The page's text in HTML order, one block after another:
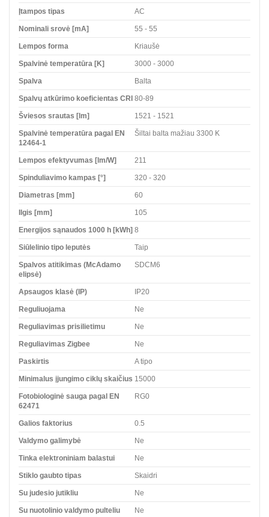
Įtampos tipas AC
Nominali srovė [mA] 55 - 55
Lempos forma Kriaušė
Spalvinė temperatūra [K] 3000 - 3000
Spalva Balta
Spalvų atkūrimo koeficientas CRI 80-89
Šviesos srautas [lm] 1521 - 1521
Spalvinė temperatūra pagal EN
12464-1
Šiltai balta mažiau 3300 K
Lempos efektyvumas [lm/W] 211
Spinduliavimo kampas [°] 320 - 320
Diametras [mm] 60
Ilgis [mm] 105
Energijos sąnaudos 1000 h [kWh] 8
Siūlelinio tipo leputės Taip
Spalvos atitikimas (McAdamo
elipsė)
SDCM6
Apsaugos klasė (IP) IP20
Reguliuojama Ne
Reguliavimas prisilietimu Ne
Reguliavimas Zigbee Ne
Paskirtis A tipo
Minimalus įjungimo ciklų skaičius 15000
Fotobiologinė sauga pagal EN
62471
RG0
Galios faktorius 0.5
Valdymo galimybė Ne
Tinka elektroniniam balastui Ne
Stiklo gaubto tipas Skaidri
Su judesio jutikliu Ne
Su nuotolinio valdymo pulteliu Ne